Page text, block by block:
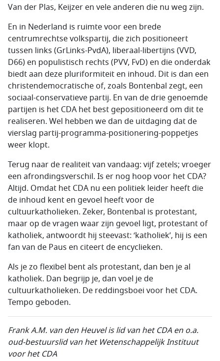
Van der Plas, Keijzer en vele anderen die nu weg zijn.
En in Nederland is ruimte voor een brede
centrumrechtse volkspartij, die zich positioneert
tussen links (GrLinks-PvdA), liberaal-libertijns (VVD,
D66) en populistisch rechts (PVV, FvD) en die onderdak
biedt aan deze pluriformiteit en inhoud. Dit is dan een
christendemocratische of, zoals Bontenbal zegt, een
sociaal-conservatieve partij. En van de drie genoemde
partijen is het CDA het best gepositioneerd om dit te
realiseren. Wel hebben we dan de uitdaging dat de
vierslag partij-programma-positionering-poppetjes
weer klopt.
Terug naar de realiteit van vandaag: vijf zetels; vroeger
een afrondingsverschil. Is er nog hoop voor het CDA?
Altijd. Omdat het CDA nu een politiek leider heeft die
de inhoud kent en gevoel heeft voor de
cultuurkatholieken. Zeker, Bontenbal is protestant,
maar op de vragen waar zijn gevoel ligt, protestant of
katholiek, antwoordt hij steevast: ‘katholiek’, hij is een
fan van de Paus en citeert de encyclieken.
Als je zo flexibel bent als protestant, dan ben je al
katholiek. Dan begrijp je, dan voel je de
cultuurkatholieken. De reddingsboei voor het CDA.
Tempo geboden.
Frank A.M. van den Heuvel is lid van het CDA en o.a.
oud-bestuurslid van het Wetenschappelijk Instituut
voor het CDA